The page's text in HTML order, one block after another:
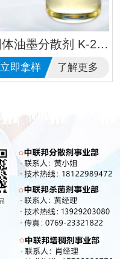
固体油墨分散剂 K-246
立即拿样 了解更多